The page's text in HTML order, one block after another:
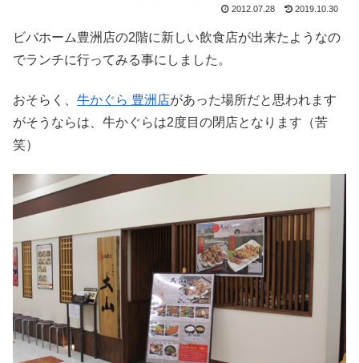
2012.07.28 2019.10.30
ビバホーム豊洲店の2階に新しい飲食店が出来たようなの
でランチに行ってみる事にしました。
おそらく、 牛かぐら 豊洲店があった場所だと思われます
がそうならは、牛かぐらは2度目の閉店となります（苦
笑）